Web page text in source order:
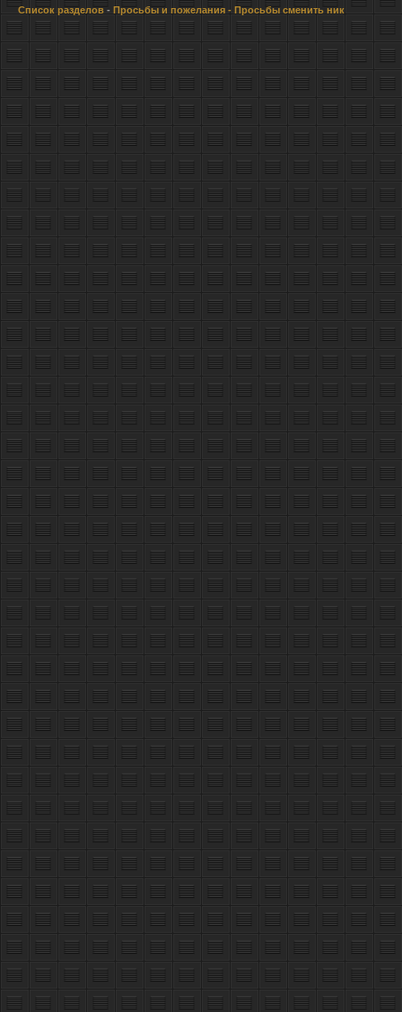
Список разделов - Просьбы и пожелания - Просьбы сменить ник